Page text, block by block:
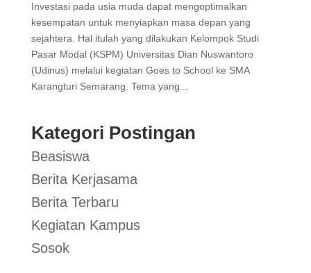
Investasi pada usia muda dapat mengoptimalkan
kesempatan untuk menyiapkan masa depan yang
sejahtera. Hal itulah yang dilakukan Kelompok Studi
Pasar Modal (KSPM) Universitas Dian Nuswantoro
(Udinus) melalui kegiatan Goes to School ke SMA
Karangturi Semarang. Tema yang...
Kategori Postingan
Beasiswa
Berita Kerjasama
Berita Terbaru
Kegiatan Kampus
Sosok